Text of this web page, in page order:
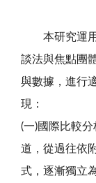
本研究運
談法與焦點團
與數據，進行
現：
(一)國際比較
道，從過往依
式，逐漸獨立